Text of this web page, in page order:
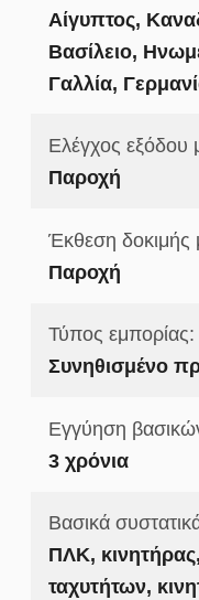
Αίγυπτος,
Βασίλειο,
Γαλλία,
Ελέγχος εξόδου
Παροχή
Έκθεση δοκιμής
Παροχή
Τύπος εμπορίας:
Συνηθισμένο
Εγγύηση
3 χρόνια
Βασικά
ΠΛΚ,
ταχυτήτων,